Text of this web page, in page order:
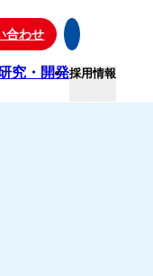
合わせ
究・開発採用情報